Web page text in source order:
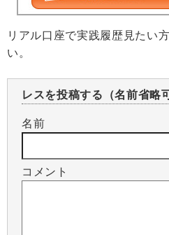
リアル口座で実践履歴見たい
い。
レスを投稿する（名前省略
名前
コメント